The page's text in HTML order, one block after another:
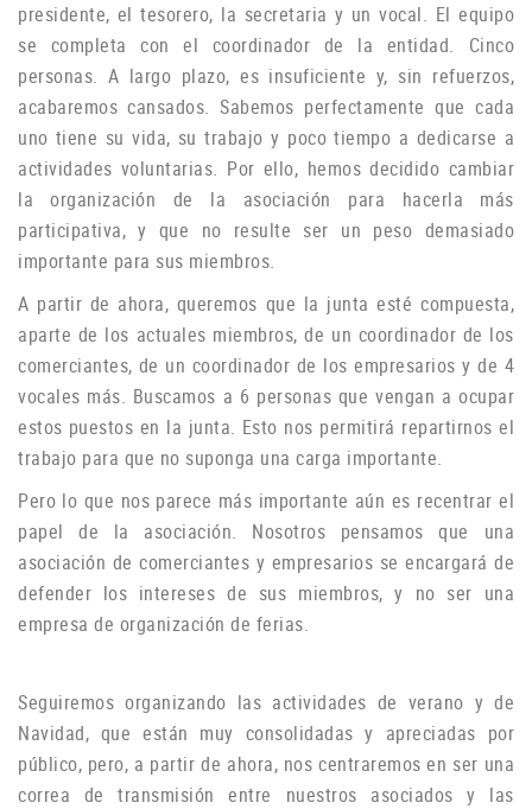
presidente, el tesorero, la secretaria y un vocal. El equipo
se completa con el coordinador de la entidad. Cinco
personas. A largo plazo, es insuficiente y, sin refuerzos,
acabaremos cansados.Sabemos perfectamente que cada
uno tiene su vida, su trabajo y poco tiempo a dedicarse a
actividades voluntarias. Por ello, hemos decidido cambiar
la organización de la asociación para hacerla más
participativa, y que no resulte ser un peso demasiado
importante para sus miembros.
A partir de ahora, queremos que la junta esté compuesta,
aparte de los actuales miembros, de un coordinador de los
comerciantes, de un coordinador de los empresarios y de 4
vocales más. Buscamos a 6 personas que vengan a ocupar
estos puestos en la junta. Esto nos permitirá repartirnos el
trabajo para que no suponga una carga importante.
Pero lo que nos parece más importante aún es recentrar el
papel de la asociación. Nosotros pensamos que una
asociación de comerciantes y empresarios se encargará de
defender los intereses de sus miembros, y no ser una
empresa de organización de ferias.
Seguiremos organizando las actividades de verano y de
Navidad, que están muy consolidadas y apreciadas por
público, pero, a partir de ahora, nos centraremos en ser una
correa de transmisión entre nuestros asociados y las